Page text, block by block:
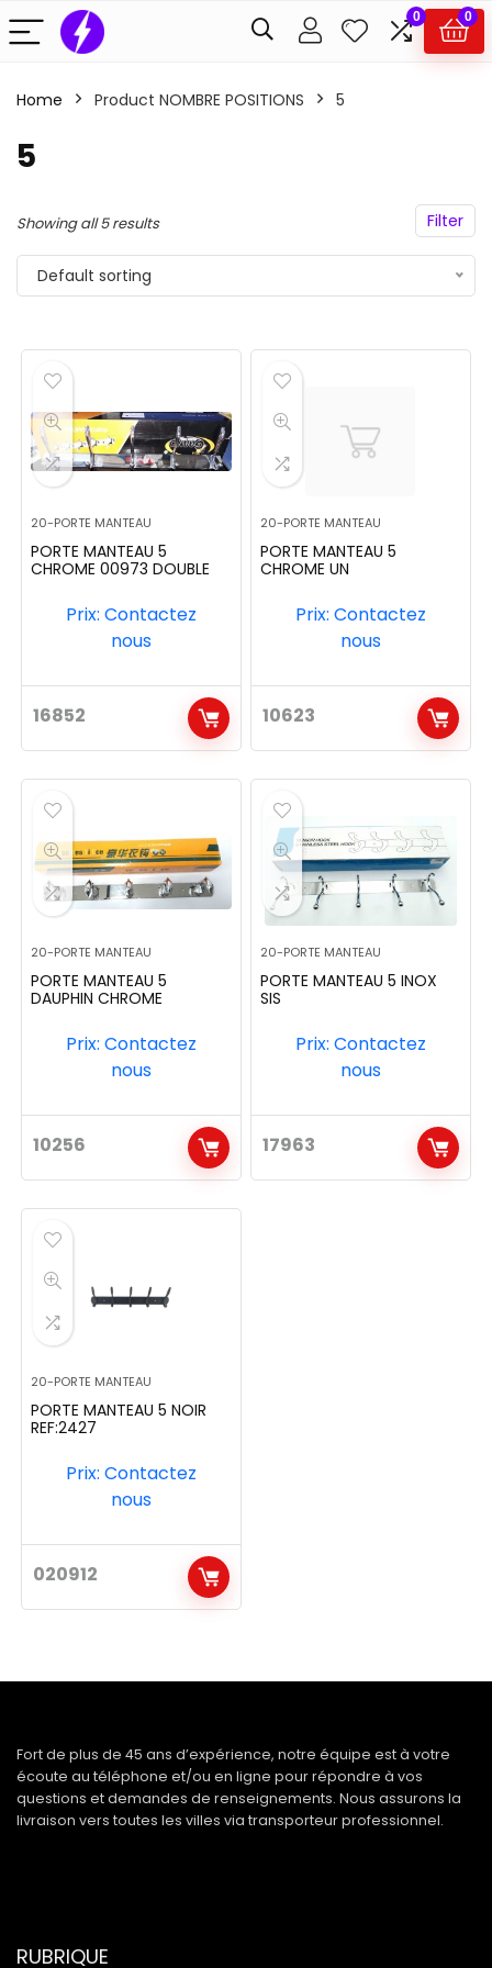
0 0
Home Product NOMBRE POSITIONS 5
5
Filter
Showing all 5 results
Default sorting
20-PORTE MANTEAU
PORTE MANTEAU 5
CHROME 00973 DOUBLE
16852
Prix: Contactez
nous
20-PORTE MANTEAU
PORTE MANTEAU 5
CHROME UN
10623
Prix: Contactez
nous
20-PORTE MANTEAU
PORTE MANTEAU 5
DAUPHIN CHROME
10256
Prix: Contactez
nous
20-PORTE MANTEAU
PORTE MANTEAU 5 INOX
SIS
17963
Prix: Contactez
nous
20-PORTE MANTEAU
PORTE MANTEAU 5 NOIR
REF:2427
020912
Prix: Contactez
nous
Fort de plus de 45 ans d’expérience, notre équipe est à votre
écoute au téléphone et/ou en ligne pour répondre à vos
questions et demandes de renseignements. Nous assurons la
livraison vers toutes les villes via transporteur professionnel.
RUBRIQUE